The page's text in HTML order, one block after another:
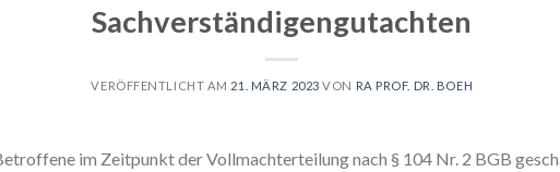
Sachverständigengutachten
VERÖFFENTLICHT AM 21. MÄRZ 2023 VON RA PROF. DR. BOEH
im Zeitpunkt der Vollmachterteilung nach § 104 Nr. 2 BGB